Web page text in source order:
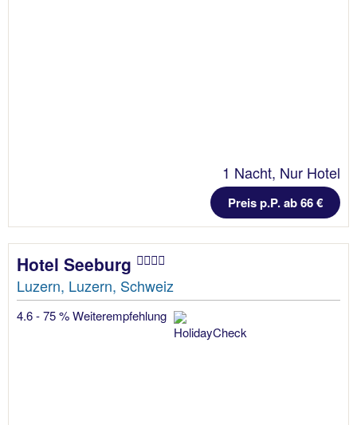
1 Nacht, Nur Hotel
Preis p.P. ab 66 €
Hotel Seeburg
Luzern, Luzern, Schweiz
4.6 - 75 % Weiterempfehlung